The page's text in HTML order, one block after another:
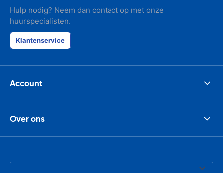
Hulp nodig? Neem dan contact op met onze
huurspecialisten.
Klantenservice
Account
Over ons